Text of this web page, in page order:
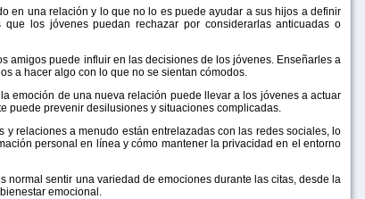
en una relación y lo que no lo es puede ayudar a sus hijos a definir
los jóvenes puedan rechazar por considerarlas anticuadas o
amigos puede influir en las decisiones de los jóvenes. Enseñarles a
a hacer algo con lo que no se sientan cómodos.
emoción de una nueva relación puede llevar a los jóvenes a actuar
puede prevenir desilusiones y situaciones complicadas.
relaciones a menudo están entrelazadas con las redes sociales, lo
personal en línea y cómo mantener la privacidad en el entorno
sentir una variedad de emociones durante las citas, desde la
emocional.